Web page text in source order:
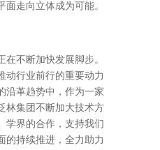
走向立体成为可能。
不断加快发展脚步。
动行业前行的重要动力
沿革趋势中，作为一家
林集团不断加大技术方
学界的合作，支持我们
的持续推进，全力助力